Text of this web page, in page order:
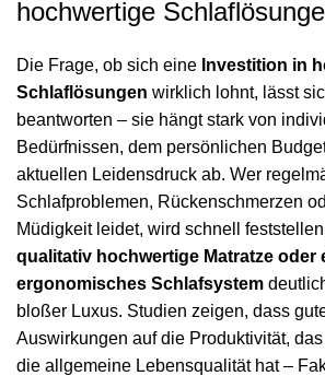
hochwertige
Die Frage, ob sich eine Investition in
Schlaflösungen wirklich lohnt, lässt
beantworten – sie hängt stark von
Bedürfnissen, dem persönlichen
aktuellen Leidensdruck ab. Wer
Schlafproblemen, Rückenschmerzen
Müdigkeit leidet, wird schnell
qualitativ hochwertige Matratze oder
ergonomisches Schlafsystem
bloßer Luxus. Studien zeigen, dass
Auswirkungen auf die Produktivität,
die allgemeine Lebensqualität hat –